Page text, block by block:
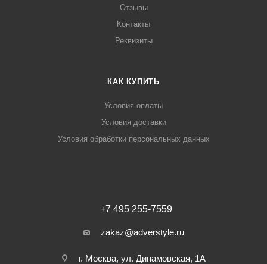
Отзывы
Контакты
Реквизиты
КАК КУПИТЬ
Условия оплаты
Условия доставки
Условия обработки персональных данных
+7 495 255-7559
zakaz@adverstyle.ru
г. Москва, ул. Динамовская, 1А